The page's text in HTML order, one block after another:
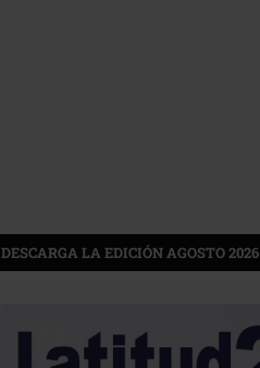
DESCARGA LA EDICIÓN AGOSTO 2026